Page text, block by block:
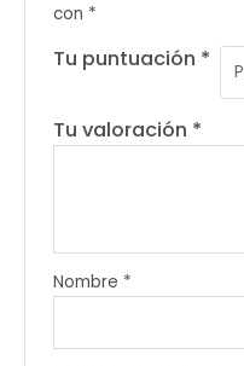
con *
Tu puntuación *
Tu valoración *
Nombre *